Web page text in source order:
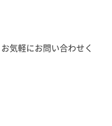
気軽にお問い合わせく